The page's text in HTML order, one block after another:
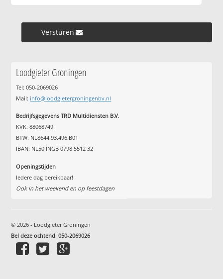
Versturen »
Loodgieter Groningen
Tel: 050-2069026
Mail: info@loodgietergroningenbv.nl
Bedrijfsgegevens TRD Multidiensten B.V.
KVK: 88068749
BTW: NL8644.93.496.B01
IBAN: NL50 INGB 0798 5512 32
Openingstijden
Iedere dag bereikbaar!
Ook in het weekend en op feestdagen
© 2026 - Loodgieter Groningen
Bel deze ochtend:050-2069026